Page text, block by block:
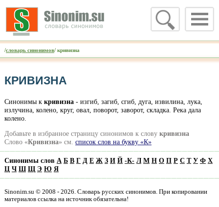
/словарь синонимов/ кривизна
КРИВИЗНА
Синонимы к кривизна- изгиб, загиб, сгиб, дуга, извилина, лука,
излучина, колено, круг, овал, поворот, заворот, складка. Река дала
колено.
Добавьте в избранное страницу синонимов к слову кривизна
Слово «Кривизна» см. список слов на букву «К»
Синонимы слов А Б В Г Д Е Ж З И Й -К- Л М Н О П Р С Т У Ф Х
Ц Ч Ш Щ Э Ю Я
Sinonim.su © 2008 - 2026. Словарь русских синонимов. При копировании
материалов ссылка на источник обязательна!